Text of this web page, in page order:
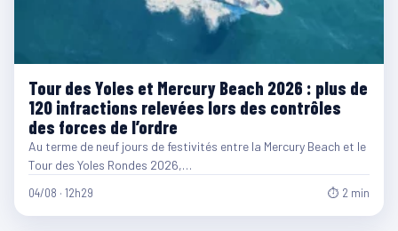
Tour des Yoles et Mercury Beach 2026 : plus de
120 infractions relevées lors des contrôles
des forces de l’ordre
Au terme de neuf jours de festivités entre la Mercury Beach et le
Tour des Yoles Rondes 2026,…
04/08 · 12h29 ⏱ 2 min